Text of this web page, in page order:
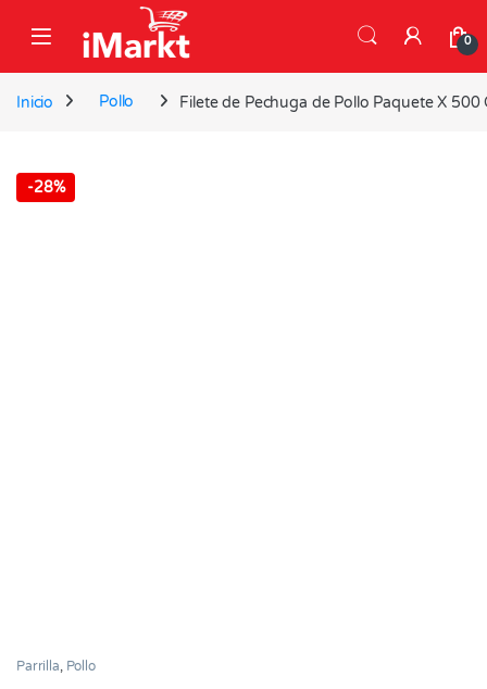
0
Inicio Pollo Filete de Pechuga de Pollo Paquete X 500
-28%
Parrilla, Pollo